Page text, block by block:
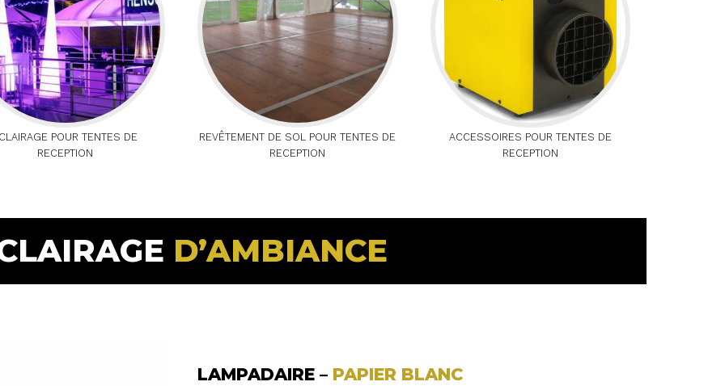
POUR TENTES DE
RECEPTION
REVÊTEMENT DE SOL POUR TENTES DE
RECEPTION
ACCESSOIRES POUR TENTES DE
RECEPTION
D’AMBIANCE
LAMPADAIRE – PAPIER BLANC